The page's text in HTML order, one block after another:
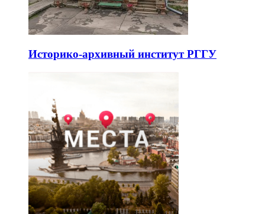
Историко-архивный институт РГГУ